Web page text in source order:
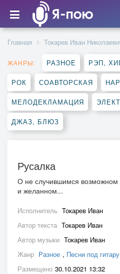
Главная Токарев Иван
ЖАНРЫ: РАЗНОЕ РЭП,
РОК СОАВТОРСКАЯ
МЕЛОДЕКЛАМАЦИЯ
ДЖАЗ, БЛЮЗ
Русалка
О не случившимся возможном
и желанном...
Исполнитель Токарев Иван
Автор текста Токарев Иван
Автор музыки Токарев Иван
Жанр Разное , Песни под гитару
Размещено 30.10.2021 13:32